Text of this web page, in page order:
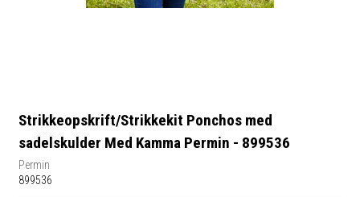
Strikkeopskrift/Strikkekit Ponchos med
sadelskulder Med Kamma Permin - 899536
Permin
899536